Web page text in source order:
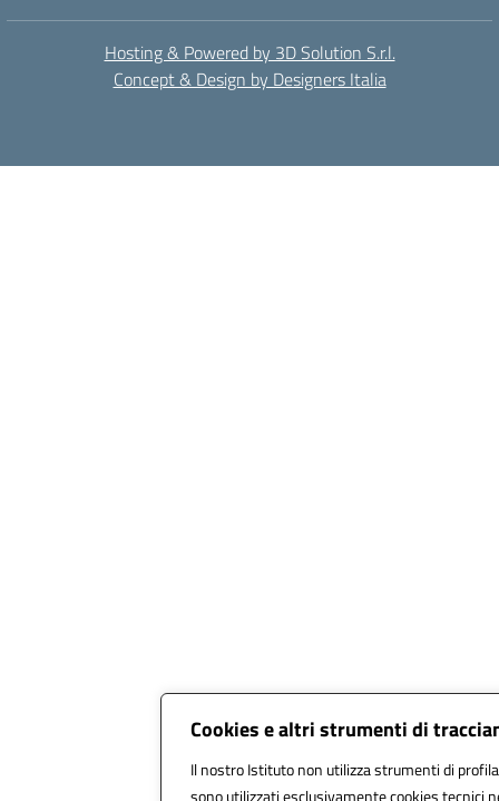
Cookies e altri strumenti di
Il nostro Istituto non utilizza strumenti di
sono utilizzati esclusivamente cookies tecnici
Hosting & Powered by 3D Solution S.r.l.
Concept & Design by Designers Italia